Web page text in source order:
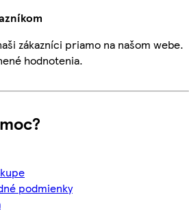
zákazníci priamo na našom webe.
hodnotenia.
podmienky